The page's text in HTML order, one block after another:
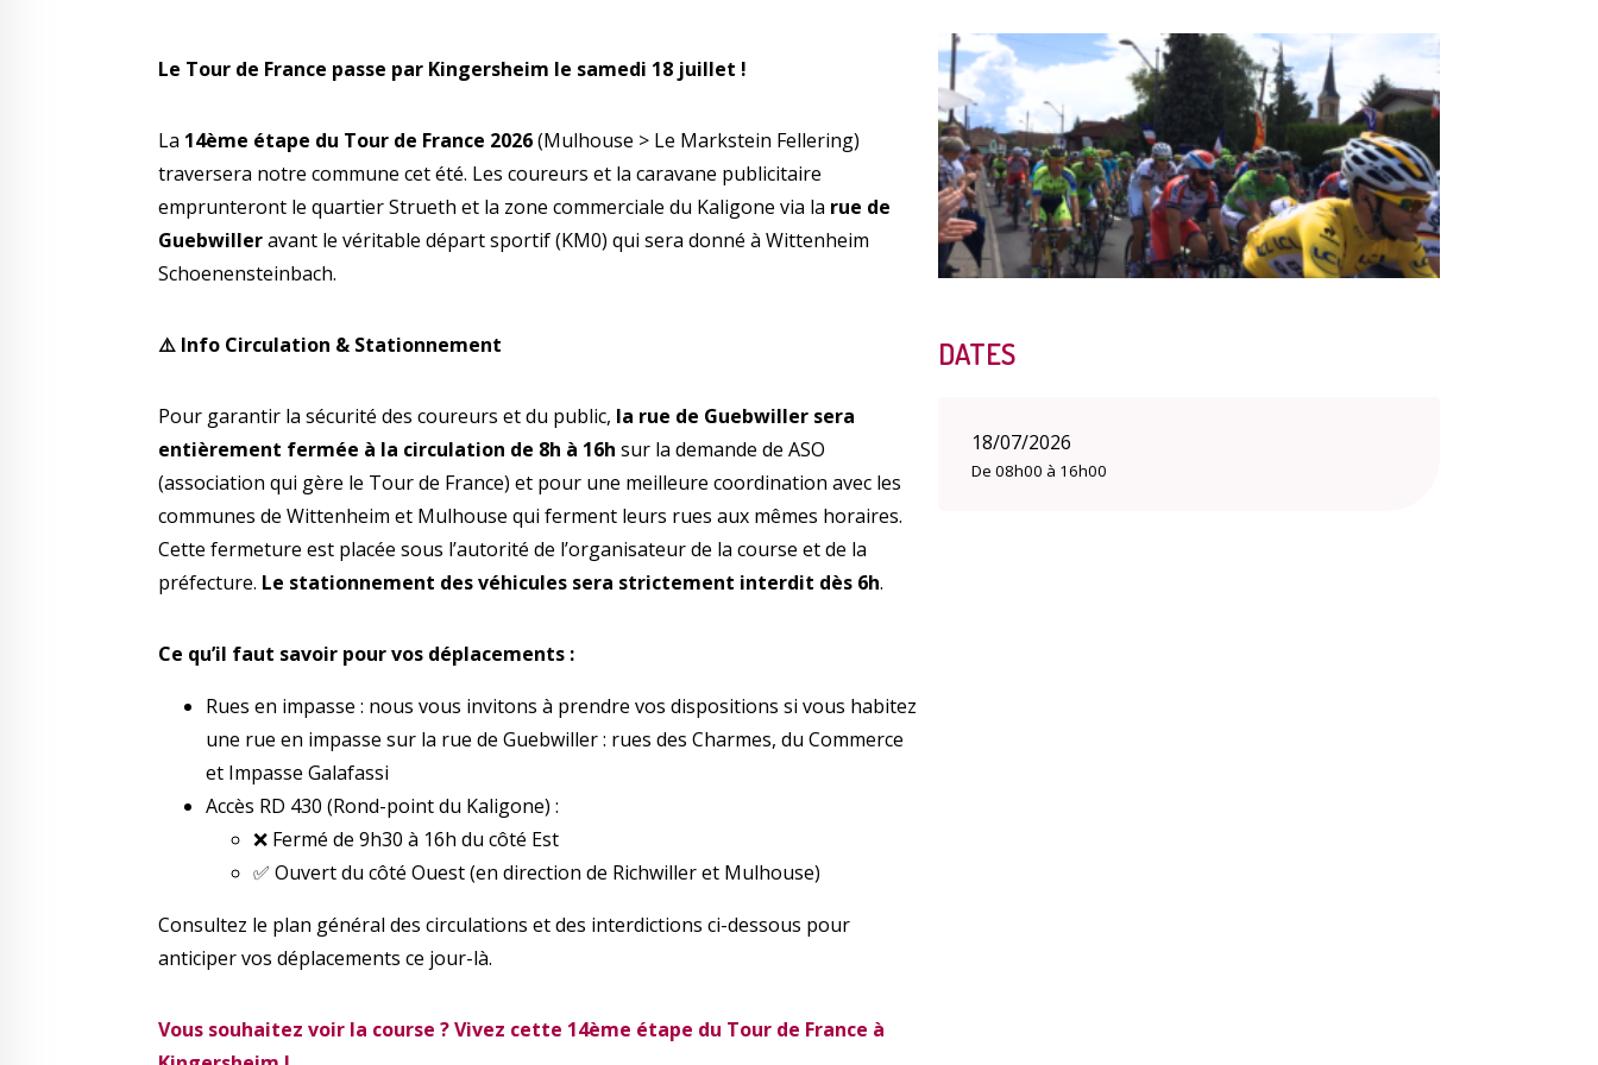
Enquêtes publiques Conseil Municipal
Transition
écologique
Le Tour de France passe par Kingersheim le samedi 18 juillet !
La 14ème étape du Tour de France 2026(Mulhouse > Le Markstein Fellering)
traversera notre commune cet été. Les coureurs et la caravane publicitaire
emprunteront le quartier Strueth et la zone commerciale du Kaligone via la rue de
Guebwilleravant le véritable départ sportif (KM0) qui sera donné à Wittenheim
Schoenensteinbach.
⚠️ Info Circulation & Stationnement
Pour garantir la sécurité des coureurs et du public, la rue de Guebwiller sera
entièrement fermée à la circulation de 8h à 16hsur la demande de ASO
(association qui gère le Tour de France) et pour une meilleure coordination avec les
communes de Wittenheim et Mulhouse qui ferment leurs rues aux mêmes horaires.
Cette fermeture est placée sous l’autorité de l’organisateur de la course et de la
préfecture. Le stationnement des véhicules sera strictement interdit dès 6h.
Ce qu’il faut savoir pour vos déplacements :
Rues en impasse : nous vous invitons à prendre vos dispositions si vous habitez
une rue en impasse sur la rue de Guebwiller : rues des Charmes, du Commerce
et Impasse Galafassi
Accès RD 430 (Rond-point du Kaligone) :
❌ Fermé de 9h30 à 16h du côté Est
✅ Ouvert du côté Ouest (en direction de Richwiller et Mulhouse)
Consultez le plan général des circulations et des interdictions ci-dessous pour
anticiper vos déplacements ce jour-là.
Vous souhaitez voir la course ? Vivez cette 14ème étape du Tour de France à
DATES
18/07/2026
De 08h00 à 16h00